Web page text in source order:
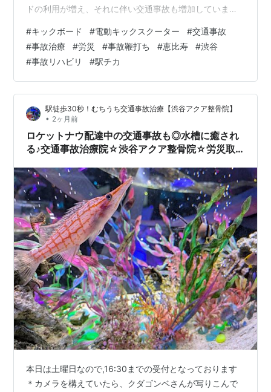
ドの利用が増え、それに伴い交通事故も増加していま
凹凸による転倒事故など、一見軽い事故に思えても身体
には大きな負担がかかっていることがあります。 事故直
後は痛みを感じなくても、数時間から数日経って首や
肩、腰の痛み、頭痛、手足のしびれ、違和感などの症状
が現れるケースは少なくありません。「大丈夫だと思…
#キックボード #電動キックスクーター #交通事故
#事故治療 #労災 #事故鞭打ち #恵比寿 #渋谷
#事故リハビリ #駅チカ
駅徒歩30秒！むちうち交通事故治療【渋谷アクア整骨院】
• 2ヶ月前
ロケットナウ配達中の交通事故も◎水槽に癒され
る♪交通事故治療院☆渋谷アクア整骨院☆労災取
本日は土曜日なので,16:30までの受付となっております
＊カメラを構えていたら、クダゴンベさんが写りこんで